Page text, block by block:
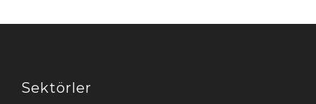
Sektörler